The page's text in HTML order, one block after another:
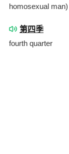
homosexual man)
第四季
fourth quarter